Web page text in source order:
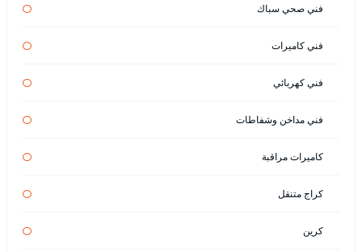
فني صحي سباك
فني كاميرات
فني كهربائي
فني مداخن وشفاطات
كاميرات مراقبة
كراج متنقل
كرين